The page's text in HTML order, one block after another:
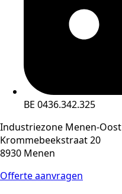
BE 0436.342.325
Industriezone Menen-Oost
Krommebeekstraat 20
8930 Menen
Offerte aanvragen